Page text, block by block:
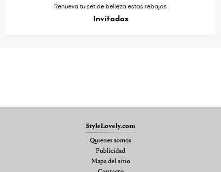
Renueva tu set de belleza estas rebajas
Invitadas
StyleLovely.com
Quienes somos
Publicidad
Mapa del sitio